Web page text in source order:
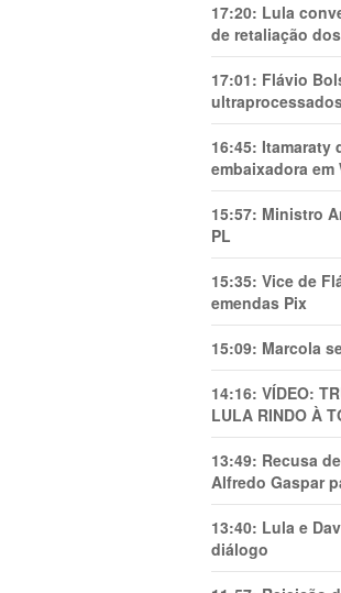
17:20: Lula
de retaliação
17:01: Flávio
16:45: Itamaraty
embaixadora
15:57: Ministro
PL
15:35: Vice de
emendas Pix
15:09: Marcola
14:16: VÍDEO:
LULA RINDO À
13:49: Recusa
Alfredo Gaspar
13:40: Lula e
diálogo